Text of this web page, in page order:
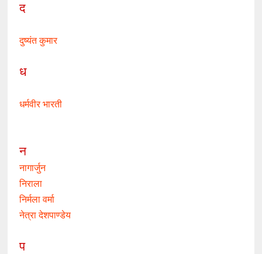
द
दुष्यंत कुमार
ध
धर्मवीर भारती
न
नागार्जुन
निराला
निर्मला वर्मा
नेत्रा देशपाण्डेय
प